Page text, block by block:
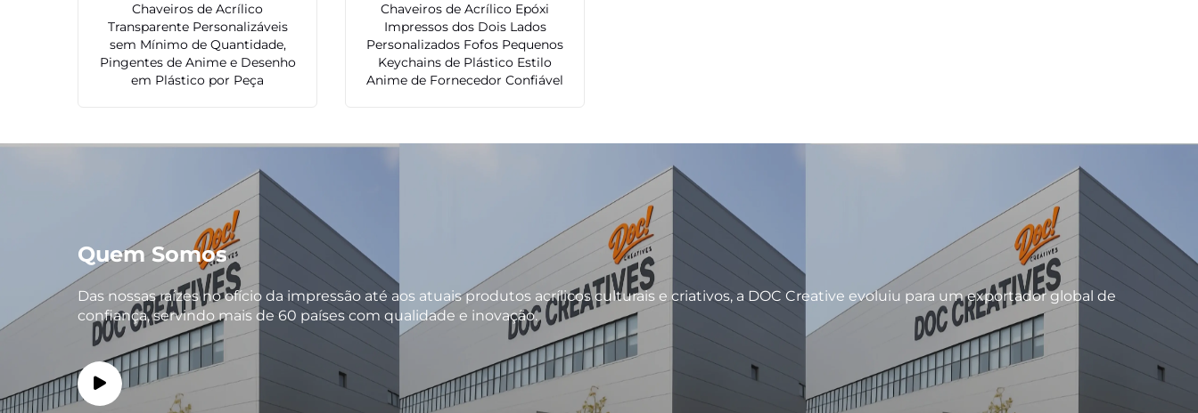
Chaveiros de Acrílico
Transparente Personalizáveis
sem Mínimo de Quantidade,
Pingentes de Anime e Desenho
em Plástico por Peça
Chaveiros de Acrílico Epóxi
Impressos dos Dois Lados
Personalizados Fofos Pequenos
Keychains de Plástico Estilo
Anime de Fornecedor Confiável
Quem Somos
Das nossas raízes no ofício da impressão até aos atuais produtos acrílicos culturais e criativos, a DOC Creative evoluiu para um exportador global de
confiança, servindo mais de 60 países com qualidade e inovação.